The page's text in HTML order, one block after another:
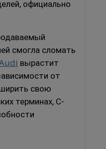
официально
смогла сломать
вырастит
от
свою
терминах, C-